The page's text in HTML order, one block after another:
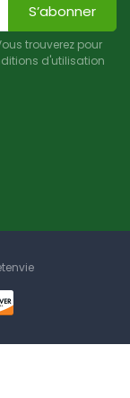
S’abonner
trouverez pour
d'utilisation